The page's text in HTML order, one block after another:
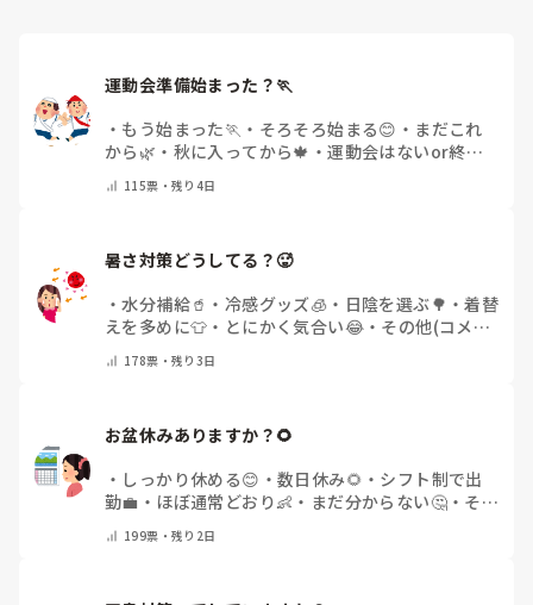
運動会準備始まった？🏃
・ もう始まった🏃 ・ そろそろ始まる😊 ・ まだこれ
から🌿 ・ 秋に入ってから🍁 ・運動会はないor終わ
115票・残り4日
暑さ対策どうしてる？🥵
・水分補給🥤 ・ 冷感グッズ🧊 ・ 日陰を選ぶ🌳 ・着替
えを多めに👕 ・ とにかく気合い😂・ その他(コメン
178票・残り3日
お盆休みありますか？🌻
・ しっかり休める😊 ・ 数日休み🌻 ・ シフト制で出
勤💼 ・ ほぼ通常どおり👶 ・ まだ分からない🤔・ その
199票・残り2日